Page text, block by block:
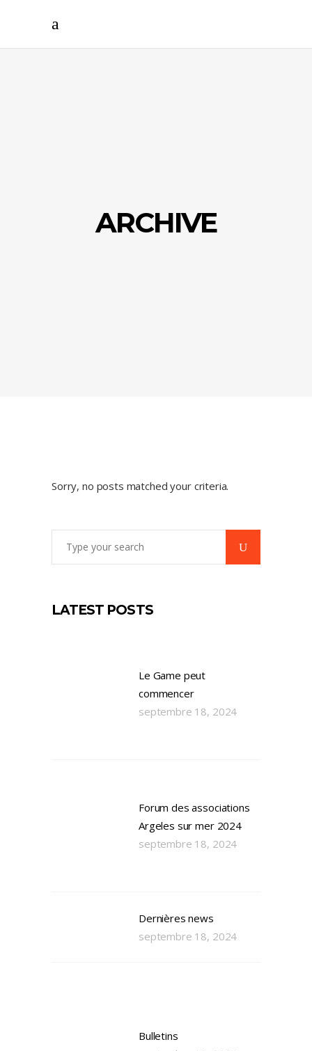
ARCHIVE
Sorry, no posts matched your criteria.
LATEST POSTS
Le Game peut
commencer
septembre 18, 2024
Forum des associations
Argeles sur mer 2024
septembre 18, 2024
Dernières news
septembre 18, 2024
Bulletins